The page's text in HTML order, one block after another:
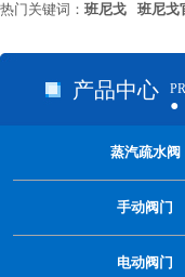
热门关键词： 班尼戈 班尼戈
产品中心
蒸汽疏水阀
手动阀门
电动阀门